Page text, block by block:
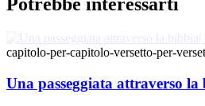
Potrebbe interessarti
capitolo-per-capitolo-versetto-per-
Una passeggiata attraverso